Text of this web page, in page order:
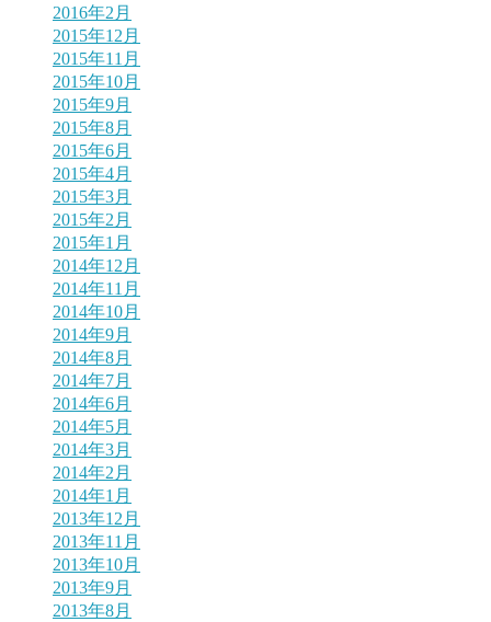
2016年2月
2015年12月
2015年11月
2015年10月
2015年9月
2015年8月
2015年6月
2015年4月
2015年3月
2015年2月
2015年1月
2014年12月
2014年11月
2014年10月
2014年9月
2014年8月
2014年7月
2014年6月
2014年5月
2014年3月
2014年2月
2014年1月
2013年12月
2013年11月
2013年10月
2013年9月
2013年8月